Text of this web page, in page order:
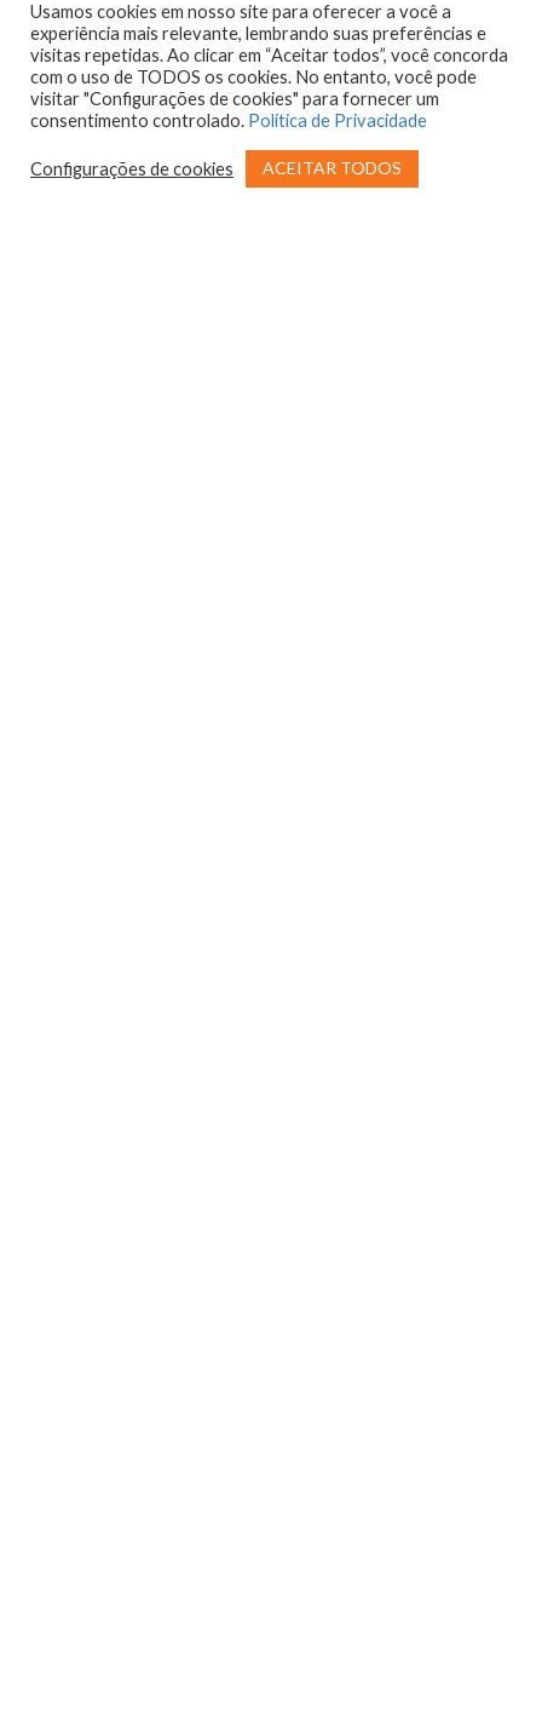
Faça um
Orçamento
Adesão Fundo
Usamos cookies em nosso site para oferecer a você a
experiência mais relevante, lembrando suas preferências e
visitas repetidas. Ao clicar em “Aceitar todos”, você concorda
com o uso de TODOS os cookies. No entanto, você pode
visitar "Configurações de cookies" para fornecer um
consentimento controlado. Política de Privacidade
Configurações de cookies ACEITAR TODOS